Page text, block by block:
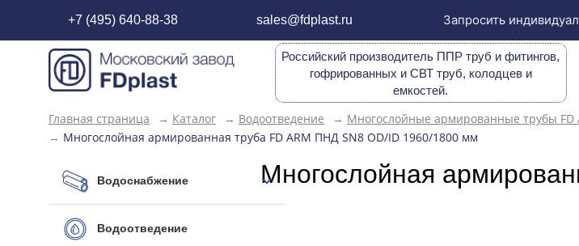
+7 (495) 640-88-38 sales@fdplast.ru Запросить
Российский производитель ППР труб и фитингов,
гофрированных и СВТ труб, колодцев и
емкостей.
Главная страница → Каталог → Водоотведение → Многослойные армированные трубы FD
→ Многослойная армированная труба FD ARM ПНД SN8 OD/ID 1960/1800 мм
Водоснабжение
Водоотведение
Многослойная